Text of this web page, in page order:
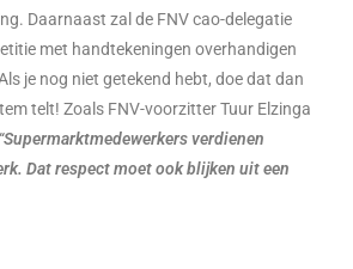
Daarnaast zal de FNV cao-delegatie
met handtekeningen overhandigen
je nog niet getekend hebt, doe dat dan
telt! Zoals FNV-voorzitter Tuur Elzinga
“Supermarktmedewerkers verdienen
Dat respect moet ook blijken uit een